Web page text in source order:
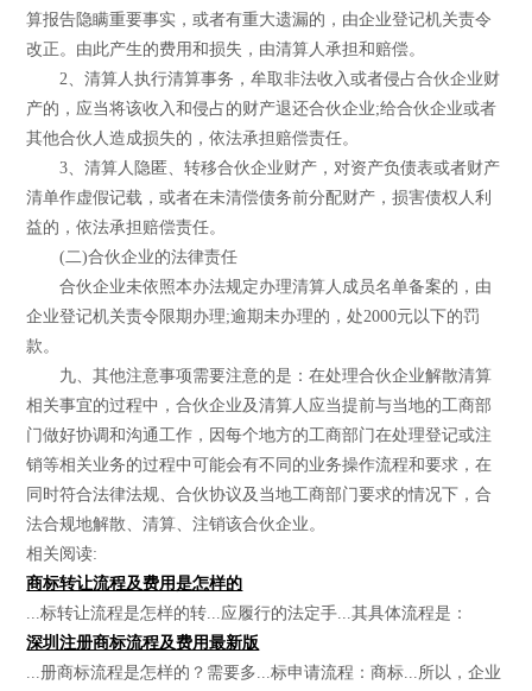
算报告隐瞒重要事实，或者有重大遗漏的，由企业登记机关责令
改正。由此产生的费用和损失，由清算人承担和赔偿。
2、清算人执行清算事务，牟取非法收入或者侵占合伙企业财
产的，应当将该收入和侵占的财产退还合伙企业;给合伙企业或者
其他合伙人造成损失的，依法承担赔偿责任。
3、清算人隐匿、转移合伙企业财产，对资产负债表或者财产
清单作虚假记载，或者在未清偿债务前分配财产，损害债权人利
益的，依法承担赔偿责任。
(二)合伙企业的法律责任
合伙企业未依照本办法规定办理清算人成员名单备案的，由
企业登记机关责令限期办理;逾期未办理的，处2000元以下的罚
款。
九、其他注意事项需要注意的是：在处理合伙企业解散清算
相关事宜的过程中，合伙企业及清算人应当提前与当地的工商部
门做好协调和沟通工作，因每个地方的工商部门在处理登记或注
销等相关业务的过程中可能会有不同的业务操作流程和要求，在
同时符合法律法规、合伙协议及当地工商部门要求的情况下，合
法合规地解散、清算、注销该合伙企业。
相关阅读:
商标转让流程及费用是怎样的
...标转让流程是怎样的转...应履行的法定手...其具体流程是：
深圳注册商标流程及费用最新版
...册商标流程是怎样的？需要多...标申请流程：商标...所以，企业